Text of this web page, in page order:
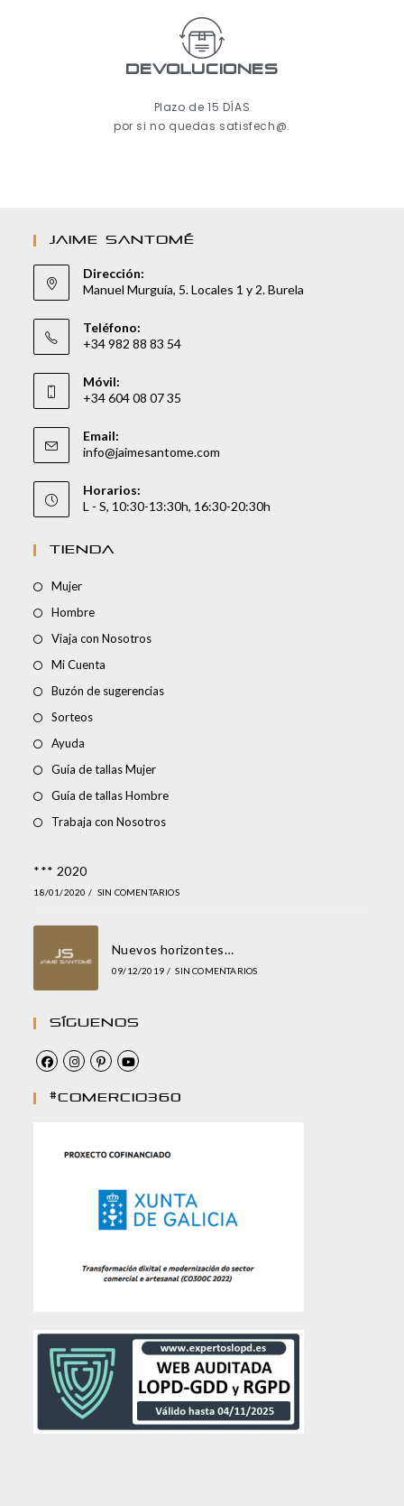
Devoluciones
Plazo de 15 DÍAS
por si no quedas satisfech@.
JAIME SANTOMÉ
Dirección:
Manuel Murguía, 5. Locales 1 y 2. Burela
Teléfono:
+34 982 88 83 54
Móvil:
+34 604 08 07 35
Email:
info@jaimesantome.com
Horarios:
L - S, 10:30-13:30h, 16:30-20:30h
TIENDA
Mujer
Hombre
Viaja con Nosotros
Mi Cuenta
Buzón de sugerencias
Sorteos
Ayuda
Guía de tallas Mujer
Guía de tallas Hombre
Trabaja con Nosotros
*** 2020
18/01/2020 / SIN COMENTARIOS
Nuevos horizontes…
09/12/2019 / SIN COMENTARIOS
Síguenos
#comercio360